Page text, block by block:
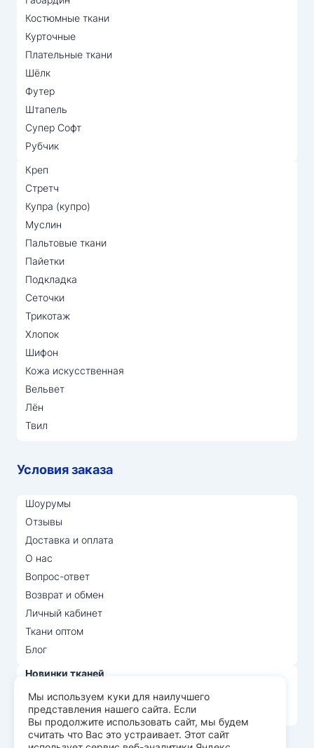
Костюмные ткани
Курточные
Плательные ткани
Шёлк
Футер
Штапель
Супер Софт
Рубчик
Креп
Стретч
Купра (купро)
Муслин
Пальтовые ткани
Пайетки
Подкладка
Сеточки
Трикотаж
Хлопок
Шифон
Кожа искусственная
Вельвет
Лён
Твил
Условия заказа
Шоурумы
Отзывы
Доставка и оплата
О нас
Вопрос-ответ
Возврат и обмен
Личный кабинет
Ткани оптом
Блог
Новинки тканей
Распродажа тканей
Лидеры продаж
Мы используем куки для наилучшего
представления нашего сайта. Если
Вы продолжите использовать сайт, мы будем
считать что Вас это устраивает. Этот сайт